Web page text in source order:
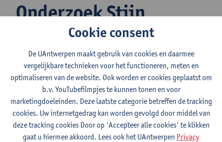
Onderzoek Stijn
Debrouwere
Onderzoeksgroep
EduBROn
© UAntwerpen Privacybeleid Cookiebeleid Gebruiksvoorwaarden
Cookie consent
De UAntwerpen maakt gebruik van cookies en daarmee
vergelijkbare technieken voor het functioneren, meten en
optimaliseren van de website. Ook worden er cookies geplaatst om
b.v. YouTubefilmpjes te kunnen tonen en voor
marketingdoeleinden. Deze laatste categorie betreffen de tracking
cookies. Uw internetgedrag kan worden gevolgd door middel van
deze tracking cookies Door op 'Accepteer alle cookies' te klikken
gaat u hiermee akkoord. Lees ook het UAntwerpen Privacy